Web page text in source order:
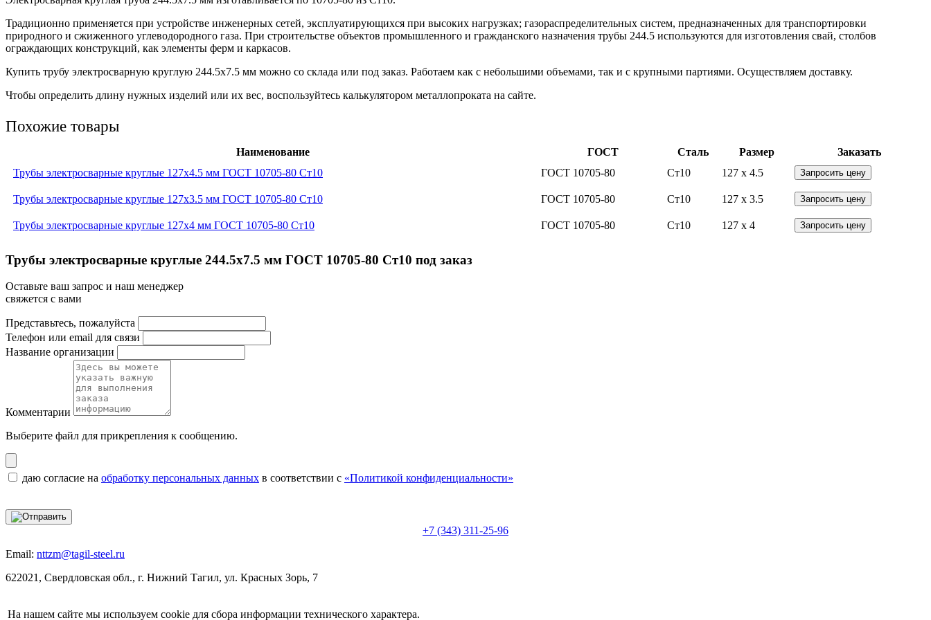
Традиционно применяется при устройстве инженерных сетей, эксплуатирующихся при высоких нагрузках; газораспределительных систем, предназначенных для транспортировки
природного и сжиженного углеводородного газа. При строительстве объектов промышленного и гражданского назначения трубы 244.5 используются для изготовления свай, столбов
ограждающих конструкций, как элементы ферм и каркасов.
Купить трубу электросварную круглую 244.5х7.5 мм можно со склада или под заказ. Работаем как с небольшими объемами, так и с крупными партиями. Осуществляем доставку.
Чтобы определить длину нужных изделий или их вес, воспользуйтесь калькулятором металлопроката на сайте.
Похожие товары
Наименование ГОСТ Сталь Размер
Заказать
Трубы электросварные круглые 127x4.5 мм ГОСТ 10705-80 Ст10
ГОСТ 10705-80 Ст10 127 x 4.5 Запросить цену
Трубы электросварные круглые 127x3.5 мм ГОСТ 10705-80 Ст10 ГОСТ 10705-80 Ст10 127 x 3.5 Запросить цену
Трубы электросварные круглые 127x4 мм ГОСТ 10705-80 Ст10 ГОСТ 10705-80 Ст10 127 x 4 Запросить цену
Трубы электросварные круглые 244.5x7.5 мм ГОСТ 10705-80 Ст10 под заказ
Оставьте ваш запрос и наш менеджер
свяжется с вами
Представьтесь, пожалуйста
Телефон или email для связи
Название организации
Комментарии
Выберите файл для прикрепления к сообщению.
даю согласие на обработку персональных данных в соответствии с «Политикой конфиденциальности»
+7 (343) 311-25-96
Email: nttzm@tagil-steel.ru
622021, Свердловская обл., г. Нижний Тагил, ул. Красных Зорь, 7
На нашем сайте мы используем cookie для сбора информации технического характера.